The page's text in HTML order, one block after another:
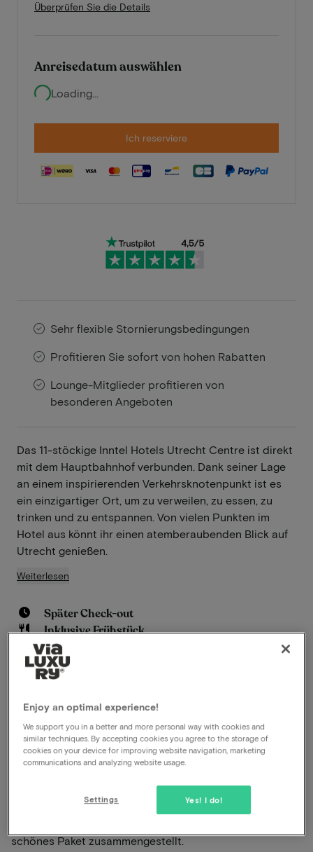
Überprüfen Sie die Details
Anreisedatum auswählen
Loading...
Ich reserviere
Sehr flexible Stornierungsbedingungen
Profitieren Sie sofort von hohen Rabatten
Lounge-Mitglieder profitieren von
besonderen Angeboten
Das 11-stöckige Inntel Hotels Utrecht Centre ist direkt
mit dem Hauptbahnhof verbunden. Dank seiner Lage
an einem inspirierenden Verkehrsknotenpunkt ist es
ein einzigartiger Ort, um zu verweilen, zu essen, zu
trinken und zu entspannen. Von vielen Punkten im
Hotel aus könnt ihr einen atemberaubenden Blick auf
Utrecht genießen.
Weiterlesen
Später Check-out
Inklusive Frühstück
Inklusive Abendessen
Schwimmbad vorhanden
Mindestalter 18 Jahre, sofern ein
Smakkelaarshoek 24 Utrecht Anzeigen auf der Karte
schönes Paket zusammengestellt.
Enjoy an optimal experience!
We support you in a better and more personal way with cookies and
similar techniques. By accepting cookies you agree to the storage of
cookies on your device for improving website navigation, marketing
communications and analyzing website usage.
Yes! I do!
Settings